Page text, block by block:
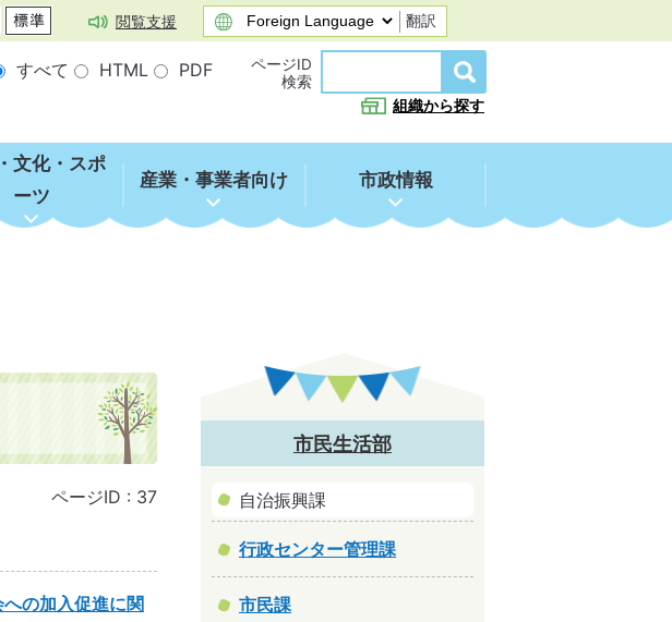
閲覧支援 翻訳
すべて HTML PDF
ページID
検索
組織から探す
文化・スポ
ーツ
産業・事業者向け 市政情報
ページID : 37
の加入促進に関
市民生活部
自治振興課
行政センター管理課
市民課